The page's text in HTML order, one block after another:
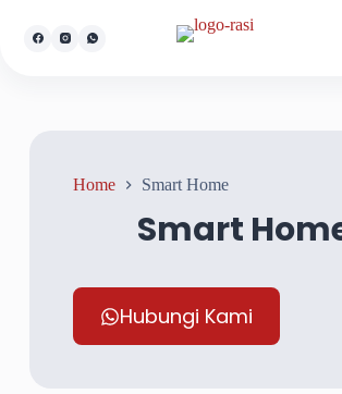
Home Smart Home
Smart
Hubungi Kami